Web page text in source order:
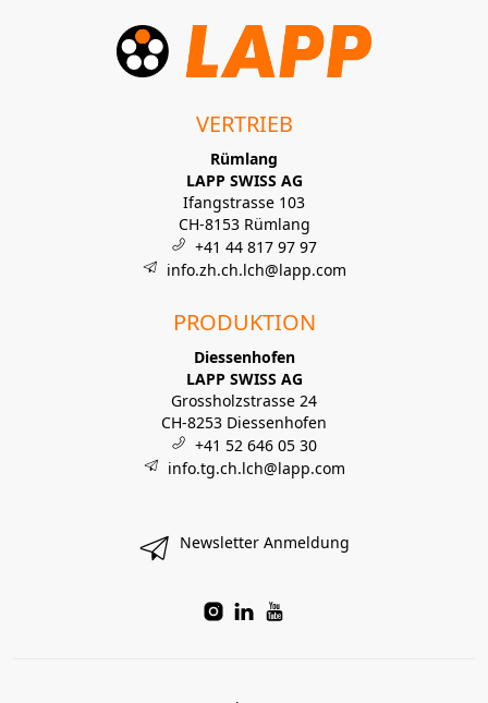
VERTRIEB
Rümlang
LAPP SWISS AG
Ifangstrasse 103
CH-8153 Rümlang
+41 44 817 97 97
info.zh.ch.lch@lapp.com
PRODUKTION
Diessenhofen
LAPP SWISS AG
Grossholzstrasse 24
CH-8253 Diessenhofen
+41 52 646 05 30
info.tg.ch.lch@lapp.com
Newsletter Anmeldung